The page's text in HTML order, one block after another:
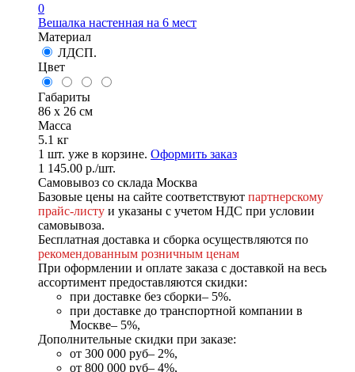
0
Вешалка настенная на 6 мест
Материал
ЛДСП.
Цвет
Габариты
86 x 26 см
Масса
5.1 кг
1 шт. уже в корзине. Оформить заказ
1 145.00 р./шт.
Самовывоз со склада Москва
Базовые цены на сайте соответствуют партнерскому
прайс-листу и указаны с учетом НДС при условии
самовывоза.
Бесплатная доставка и сборка осуществляются по
рекомендованным розничным ценам
При оформлении и оплате заказа с доставкой на весь
ассортимент предоставляются скидки:
при доставке без сборки– 5%.
при доставке до транспортной компании в
Москве– 5%,
Дополнительные скидки при заказе:
от 300 000 руб– 2%,
от 800 000 руб– 4%,